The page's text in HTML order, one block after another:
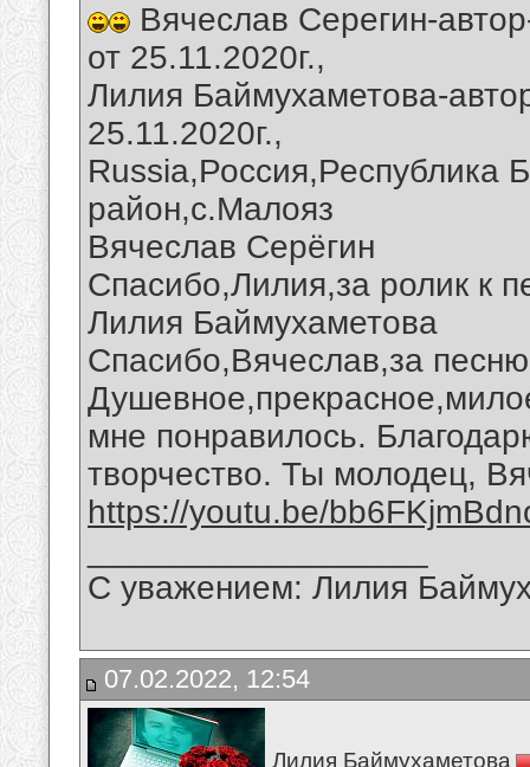
Вячеслав Серегин-
от 25.11.2020г.,
Лилия Баймухаметова-
25.11.2020г.,
Russia,Россия,Республика
район,с.Малояз
Вячеслав Серёгин
Спасибо,Лилия,за ролик к
Лилия Баймухаметова
Спасибо,Вячеслав,за
мне понравилось.
творчество. Ты молодец,
https://youtu.be/
С уважением: Лилия
07.02.2022, 12:54
Лилия Баймухаметова